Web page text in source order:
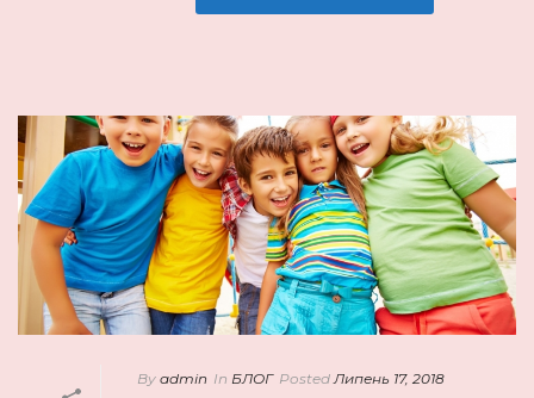
By admin In БЛОГ Posted Липень 17, 2018